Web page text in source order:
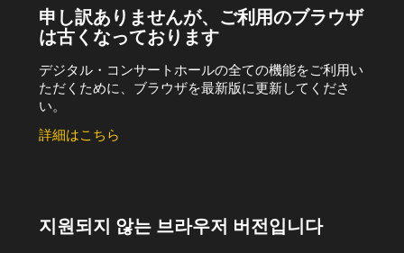
申し訳ありませんが、ご利用のブラウザ
は古くなっております
デジタル・コンサートホールの全ての機能をご利用い
ただくために、ブラウザを最新版に更新してくださ
い。
詳細はこちら
지원되지 않는 브라우저 버전입니다